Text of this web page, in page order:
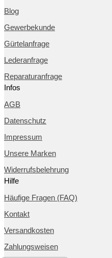
Blog
Gewerbekunde
Gürtelanfrage
Lederanfrage
Reparaturanfrage
Infos
AGB
Datenschutz
Impressum
Unsere Marken
Widerrufsbelehrung
Hilfe
Häufige Fragen (FAQ)
Kontakt
Versandkosten
Zahlungsweisen